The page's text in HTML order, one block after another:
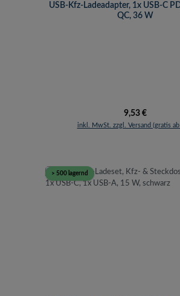
USB-Kfz-Ladeadapter, 1x USB-C
QC, 36 W
Regulärer Preis:
9,53 €
inkl. MwSt. zzgl. Versand (gratis ab
> 500 lagernd